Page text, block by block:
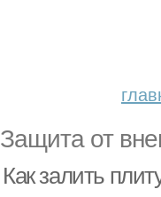
Защита от
Как залить